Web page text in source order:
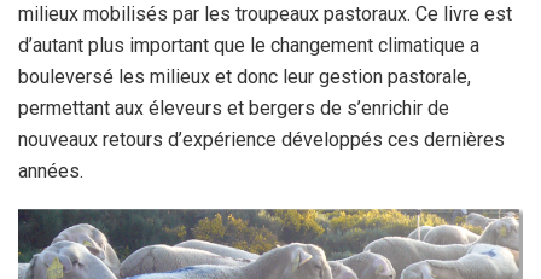
milieux mobilisés par les troupeaux pastoraux. Ce livre est
d’autant plus important que le changement climatique a
bouleversé les milieux et donc leur gestion pastorale,
permettant aux éleveurs et bergers de s’enrichir de
nouveaux retours d’expérience développés ces dernières
années.